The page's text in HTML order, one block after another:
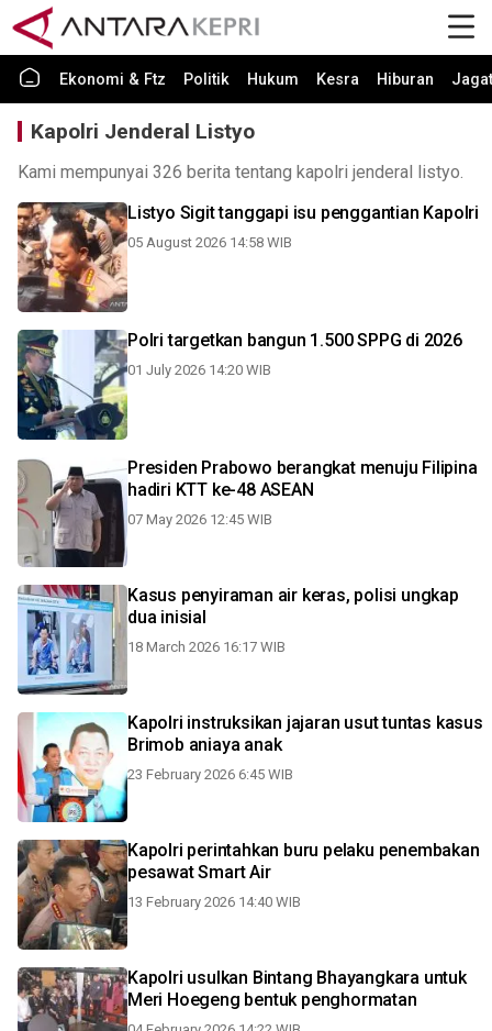
Ekonomi & Ftz Politik Hukum Kesra Hiburan Jagat
Kapolri Jenderal Listyo
Kami mempunyai 326 berita tentang kapolri jenderal listyo.
Listyo Sigit tanggapi isu penggantian Kapolri
05 August 2026 14:58 WIB
Polri targetkan bangun 1.500 SPPG di 2026
01 July 2026 14:20 WIB
Presiden Prabowo berangkat menuju Filipina
hadiri KTT ke-48 ASEAN
07 May 2026 12:45 WIB
Kasus penyiraman air keras, polisi ungkap
dua inisial
18 March 2026 16:17 WIB
Kapolri instruksikan jajaran usut tuntas kasus
Brimob aniaya anak
23 February 2026 6:45 WIB
Kapolri perintahkan buru pelaku penembakan
pesawat Smart Air
13 February 2026 14:40 WIB
Kapolri usulkan Bintang Bhayangkara untuk
Meri Hoegeng bentuk penghormatan